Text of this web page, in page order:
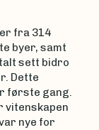
fra 314
byer, samt
sett bidro
Dette
første gang.
vitenskapen
nye for